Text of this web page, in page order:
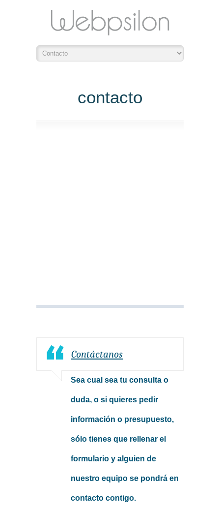
contacto
Contáctanos
Sea cual sea tu consulta o
duda, o si quieres pedir
información o presupuesto,
sólo tienes que rellenar el
formulario y alguien de
nuestro equipo se pondrá en
contacto contigo.